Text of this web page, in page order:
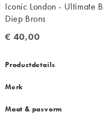
Iconic London - Ultimate
Diep Brons
€ 40,00
€ 40,00
Productdetails
Merk
Maat & pasvorm